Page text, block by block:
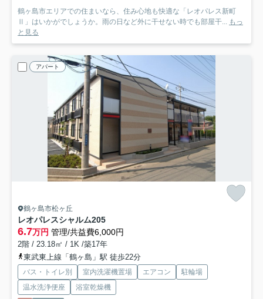
鶴ヶ島市エリアでの住まいなら、住み心地も快適な「レオパレス新町
Ⅱ」はいかがでしょうか。雨の日など外に干せない時でも部屋干... もっ
と見る
アパート
鶴ヶ島市松ヶ丘
レオパレスシャルム205
6.7万円 管理/共益費6,000円
2階 / 23.18㎡ / 1K /築17年
東武東上線「鶴ヶ島」駅 徒歩22分
バス・トイレ別 室内洗濯機置場 エアコン
駐輪場
温水洗浄便座
浴室乾燥機